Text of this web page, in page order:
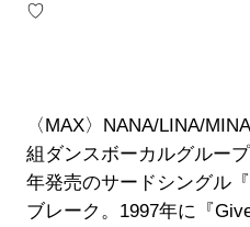
♡
〈MAX〉NANA/LINA/
組ダンスボーカルグルー
年発売のサードシングル
ブレーク。1997年に『